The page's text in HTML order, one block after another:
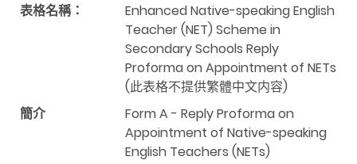
表格名稱：
Enhanced Native-speaking English
Teacher (NET) Scheme in
Secondary Schools Reply
Proforma on Appointment of NETs
(此表格不提供繁體中文内容)
簡介
Form A - Reply Proforma on
Appointment of Native-speaking
English Teachers (NETs)